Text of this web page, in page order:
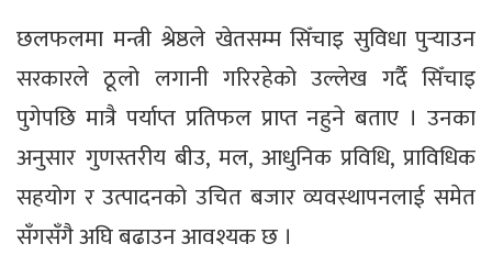
छलफलमा मन्त्री श्रेष्ठले खेतसम्म सिँचाइ सुविधा पुर्‍याउन
सरकारले ठूलो लगानी गरिरहेको उल्लेख गर्दै सिँचाइ
पुगेपछि मात्रै पर्याप्त प्रतिफल प्राप्त नहुने बताए । उनका
अनुसार गुणस्तरीय बीउ, मल, आधुनिक प्रविधि, प्राविधिक
सहयोग र उत्पादनको उचित बजार व्यवस्थापनलाई समेत
सँगसँगै अघि बढाउन आवश्यक छ ।